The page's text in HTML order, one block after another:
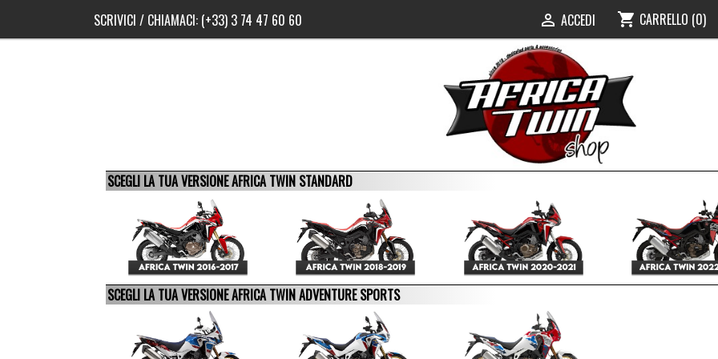
SCRIVICI / CHIAMACI: (+33) 3 74 47 60 60  ACCEDI shopping_cart CARRELLO (0)
SCEGLI LA TUA VERSIONE AFRICA TWIN STANDARD
SCEGLI LA TUA VERSIONE AFRICA TWIN ADVENTURE SPORTS